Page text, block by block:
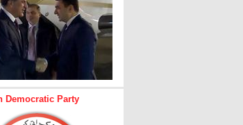
Democratic Party